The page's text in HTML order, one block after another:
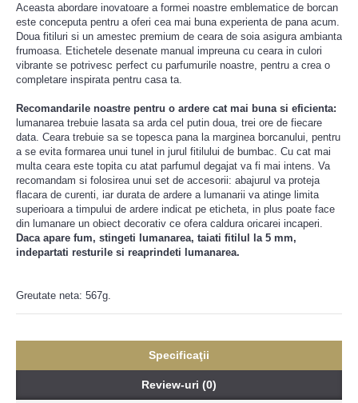
Aceasta abordare inovatoare a formei noastre emblematice de borcan
este conceputa pentru a oferi cea mai buna experienta de pana acum.
Doua fitiluri si un amestec premium de ceara de soia asigura ambianta
frumoasa. Etichetele desenate manual impreuna cu ceara in culori
vibrante se potrivesc perfect cu parfumurile noastre, pentru a crea o
completare inspirata pentru casa ta.
Recomandarile noastre pentru o ardere cat mai buna si eficienta:
lumanarea trebuie lasata sa arda cel putin doua, trei ore de fiecare
data. Ceara trebuie sa se topesca pana la marginea borcanului, pentru
a se evita formarea unui tunel in jurul fitilului de bumbac. Cu cat mai
multa ceara este topita cu atat parfumul degajat va fi mai intens. Va
recomandam si folosirea unui set de accesorii: abajurul va proteja
flacara de curenti, iar durata de ardere a lumanarii va atinge limita
superioara a timpului de ardere indicat pe eticheta, in plus poate face
din lumanare un obiect decorativ ce ofera caldura oricarei incaperi.
Daca apare fum, stingeti lumanarea, taiati fitilul la 5 mm,
indepartati resturile si reaprindeti lumanarea.
Greutate neta: 567g.
Specificaţii
Review-uri (0)